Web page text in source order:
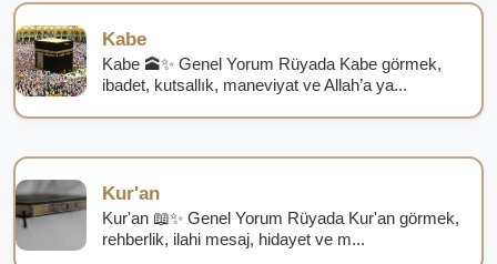
Kabe
Kabe 🕋✨ Genel Yorum Rüyada Kabe görmek,
ibadet, kutsallık, maneviyat ve Allah’a ya...
Kur'an
Kur'an 📖✨ Genel Yorum Rüyada Kur'an görmek,
rehberlik, ilahi mesaj, hidayet ve m...